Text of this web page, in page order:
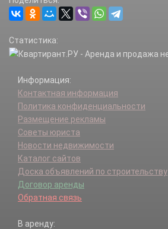
Статистика:
Информация:
Контактная информация
Политика конфиденциальности
Размещение рекламы
Советы юриста
Новости недвижимости
Каталог сайтов
Доска объявлений по строительству
Договор аренды
Обратная связь
В аренду: